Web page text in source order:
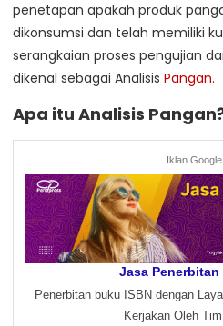
penetapan apakah produk
dikonsumsi dan telah memiliki
serangkaian proses pengujian
dikenal sebagai Analisis Pangan.
Apa itu Analisis
Iklan Google
Jasa Penerbitan
Penerbitan buku ISBN dengan
Kerjakan Oleh